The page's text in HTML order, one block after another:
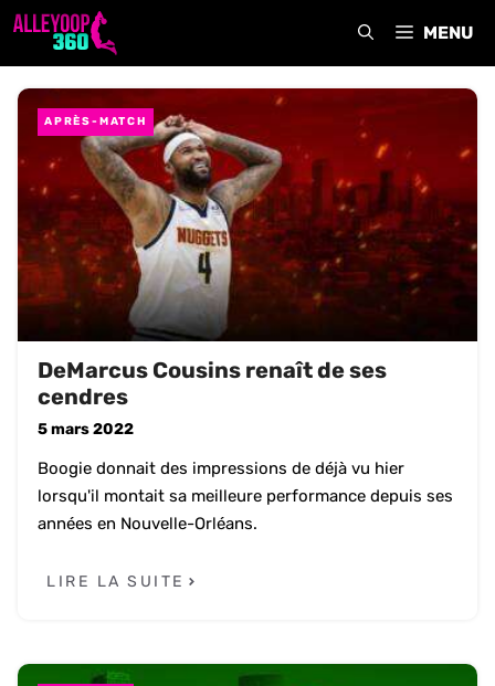
Aller
MENU
APRÈS-MATCH
DeMarcus Cousins renaît de ses
cendres
5 mars 2022
Boogie donnait des impressions de déjà vu hier
lorsqu'il montait sa meilleure performance depuis ses
années en Nouvelle-Orléans.
LIRE LA SUITE